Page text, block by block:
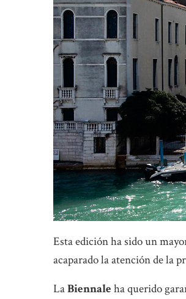
Esta edición ha sido un
acaparado la atención de la
LaBiennale ha querido